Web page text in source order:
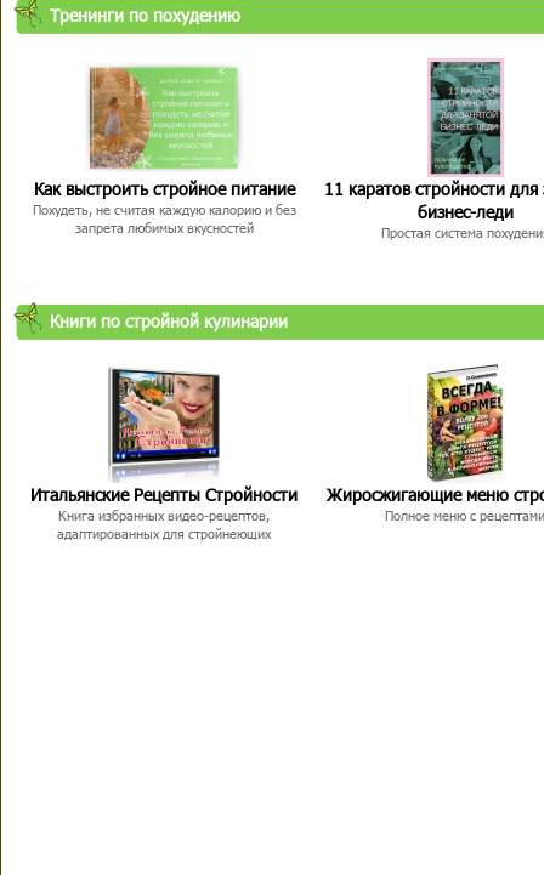
Тренинги по похудению
Как выстроить стройное питание
Похудеть, не считая каждую калорию и без
запрета любимых вкусностей
11 каратов стройности для
бизнес-леди
Простая система
Книги по стройной кулинарии
Итальянские Рецепты Стройности
Книга избранных видео-рецептов,
адаптированных для стройнеющих
Жиросжигающие меню
Полное меню с рецептами